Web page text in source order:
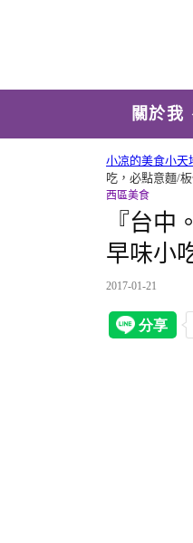
關於我
小凉的美食小天
吃，必點意麵/
西區美食
『台
早味小
2017-01-21